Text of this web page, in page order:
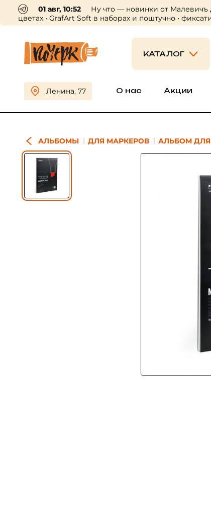
01 авг, 10:52
Ну что — новинки от Малевичъ
цветах • GrafArt Soft в наборах и поштучно •
КАТАЛОГ
Ленина, 77 О нас Акции
АЛЬБОМЫ ДЛЯ МАРКЕРОВ АЛЬБОМ ДЛЯ